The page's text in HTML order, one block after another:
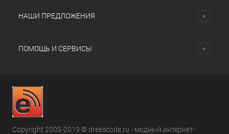
НАШИ ПРЕДЛОЖЕНИЯ
ПОМОЩЬ И СЕРВИСЫ
Copyright 2005-2019 © dresscode.ru - модный интернет-